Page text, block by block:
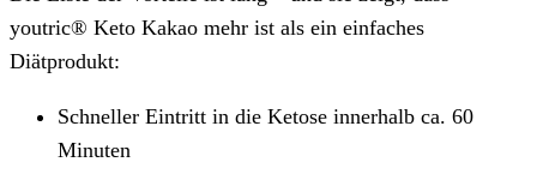
youtric® Keto Kakao mehr ist als ein einfaches
Diätprodukt:
Schneller Eintritt in die Ketose innerhalb ca. 60
Minuten